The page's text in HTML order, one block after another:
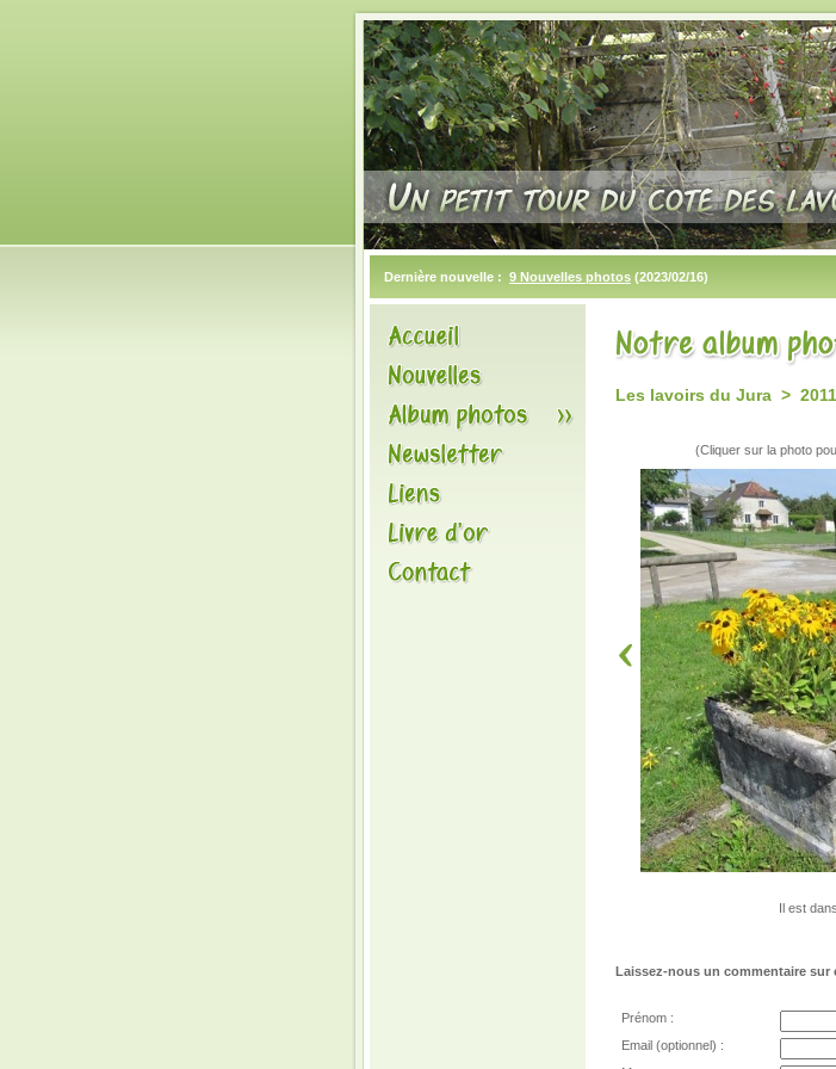
Dernière nouvelle : 9 Nouvelles photos (2023/02/16)
Les lavoirs du Jura >
(Cliquer sur la photo
Il est
Laissez-nous un commentaire sur
Prénom :
Email (optionnel) :